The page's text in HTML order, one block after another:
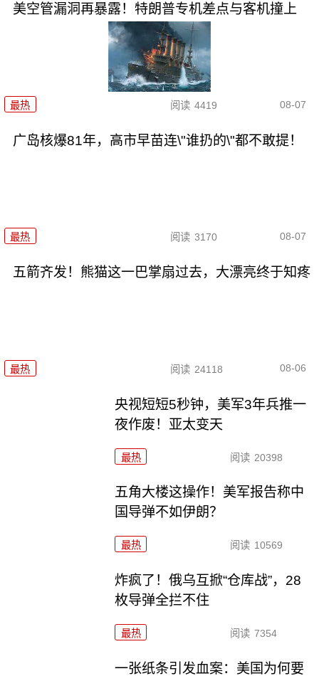
美空管漏洞再暴露！特朗普专机差点与客机撞上
最热 阅读 4419 08-07
广岛核爆81年，高市早苗连\"谁扔的\"都不敢提！
最热 阅读 3170 08-07
五箭齐发！熊猫这一巴掌扇过去，大漂亮终于知疼
最热 阅读 24118 08-06
央视短短5秒钟，美军3年兵推一
夜作废！亚太变天
最热 阅读 20398
五角大楼这操作！美军报告称中
国导弹不如伊朗？
最热 阅读 10569
炸疯了！俄乌互掀“仓库战”，28
枚导弹全拦不住
最热 阅读 7354
一张纸条引发血案：美国为何要